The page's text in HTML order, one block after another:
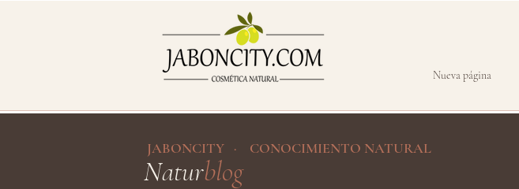
Nueva página
JABONCITY · CONOCIMIENTO NATURAL
Naturblog